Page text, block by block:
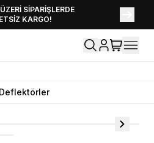
SİPARİŞLERDE
KARGO!
EKLENDİ,
KEŞFET!